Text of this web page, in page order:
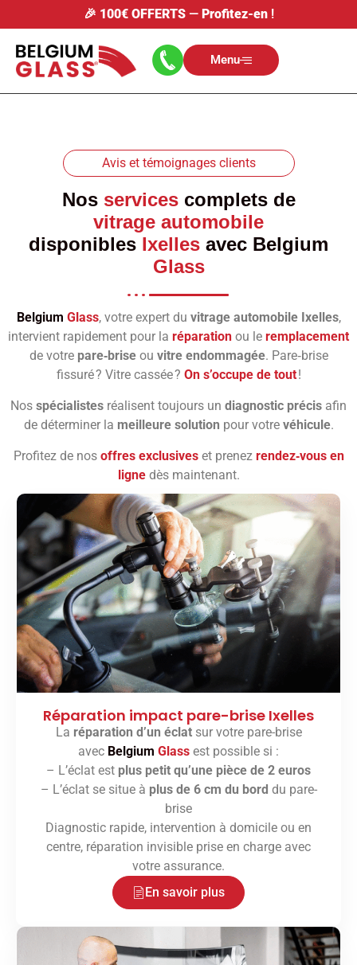
🎉 100€ OFFERTS— Profitez-en!
Menu
Avis et témoignages clients
Nos servicescomplets de
vitrage automobile
disponibles Ixelles avec Belgium
Glass
Belgium Glass, votre expert du vitrage automobile Ixelles,
intervient rapidement pour la réparation ou le remplacement
de votre pare‑briseou vitre endommagée. Pare‑brise
fissuré ? Vitre cassée ? On s’occupe de tout!
Nos spécialistes réalisent toujours un diagnostic précis afin
de déterminer la meilleure solution pour votre véhicule.
Profitez de nos offres exclusiveset prenez rendez‑vous en
lignedès maintenant.
Réparation impact pare-brise Ixelles
La réparation d’un éclatsur votre pare-brise
avec Belgium Glass est possible si :
– L’éclat est plus petit qu’une pièce de 2 euros
– L’éclat se situe à plus de 6 cm du bord du pare-
brise
Diagnostic rapide, intervention à domicile ou en
centre, réparation invisible prise en charge avec
votre assurance.
En savoir plus